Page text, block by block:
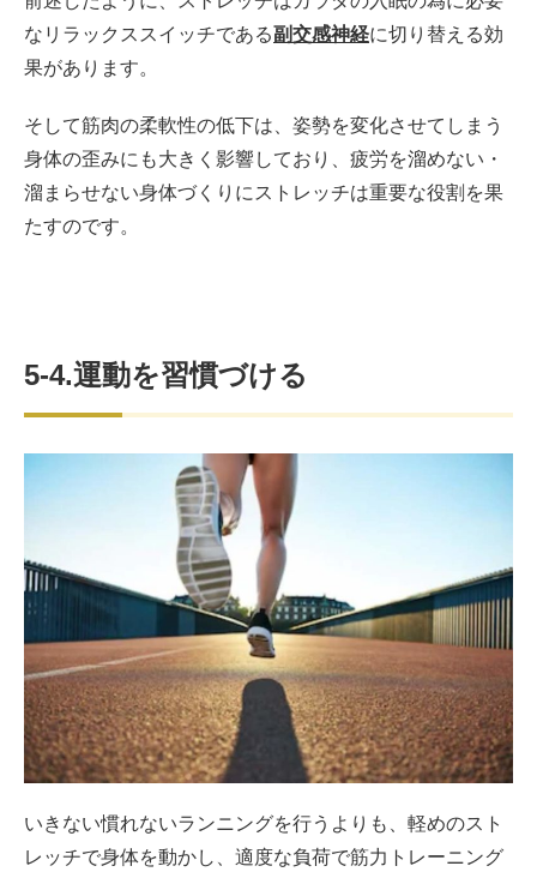
なリラックススイッチである副交感神経に切り替える効
果があります。
そして筋肉の柔軟性の低下は、姿勢を変化させてしまう
身体の歪みにも大きく影響しており、疲労を溜めない・
溜まらせない身体づくりにストレッチは重要な役割を果
たすのです。
5-4.運動を習慣づける
いきない慣れないランニングを行うよりも、軽めのスト
レッチで身体を動かし、適度な負荷で筋力トレーニング